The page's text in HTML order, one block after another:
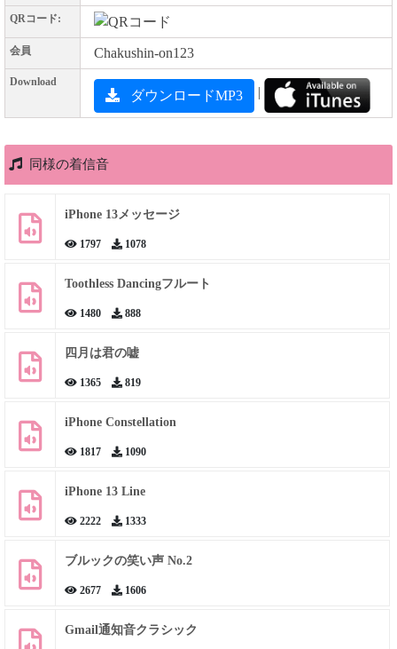
QRコード:
会員 Chakushin-on123
Download
ダウンロードMP3 |
同様の着信音
iPhone 13メッセージ
1797 1078
Toothless Dancingフルート
1480 888
四月は君の嘘
1365 819
iPhone Constellation
1817 1090
iPhone 13 Line
2222 1333
ブルックの笑い声 No.2
2677 1606
Gmail通知音クラシック